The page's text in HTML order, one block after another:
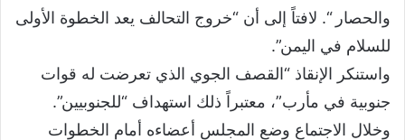
والحصار “. لافتاً إلى أن “خروج التحالف يعد الخطوة الأولى
للسلام في اليمن”.
واستنكر الإنقاذ “القصف الجوي الذي تعرضت له قوات
جنوبية في مأرب”، معتبراً ذلك استهداف “للجنوبيين”.
وخلال الاجتماع وضع المجلس أعضاءه أمام الخطوات